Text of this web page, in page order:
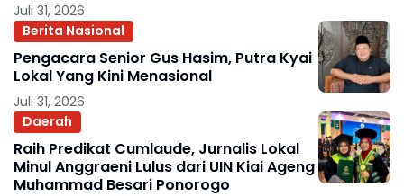
Juli 31, 2026
Berita Nasional
Pengacara Senior Gus Hasim, Putra Kyai
Lokal Yang Kini Menasional
Juli 31, 2026
Daerah
Raih Predikat Cumlaude, Jurnalis Lokal
Minul Anggraeni Lulus dari UIN Kiai Ageng
Muhammad Besari Ponorogo